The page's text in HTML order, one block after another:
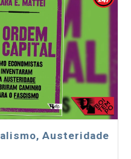
Austeridade